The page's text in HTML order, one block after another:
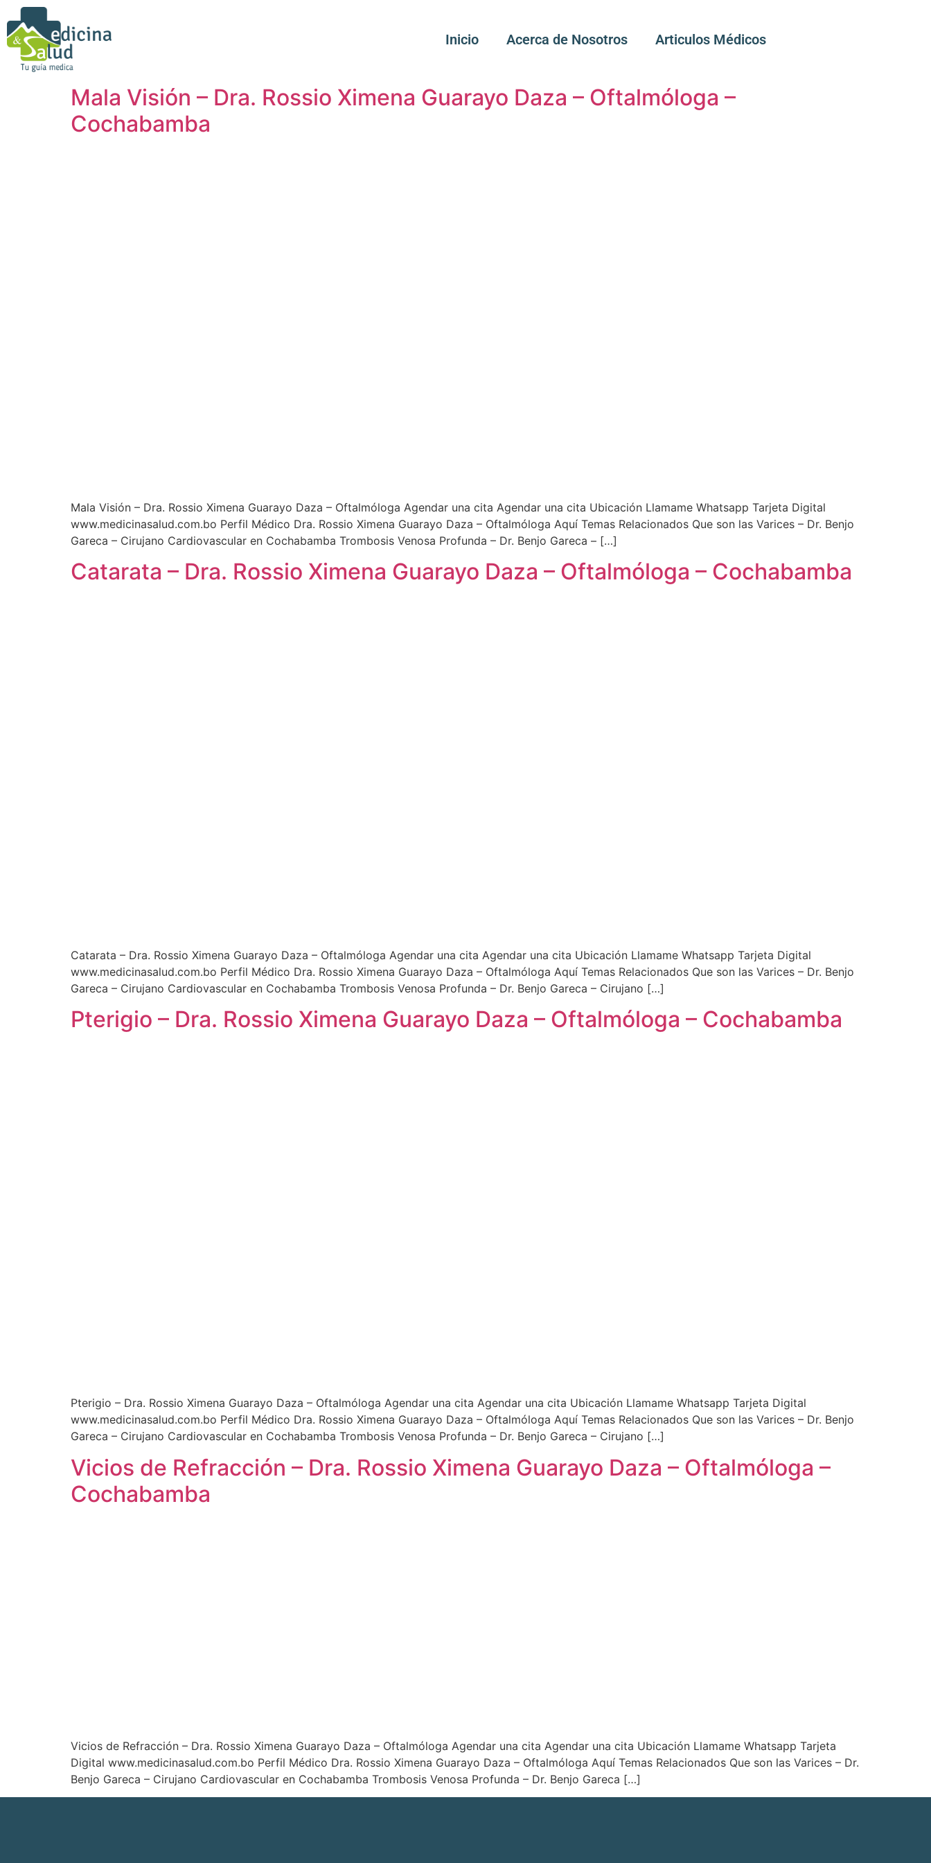
Inicio Acerca de Nosotros Articulos Médicos
Mala Visión – Dra. Rossio Ximena Guarayo Daza – Oftalmóloga –
Cochabamba
Mala Visión – Dra. Rossio Ximena Guarayo Daza – Oftalmóloga Agendar una cita Agendar una cita Ubicación Llamame Whatsapp Tarjeta Digital
www.medicinasalud.com.bo Perfil Médico Dra. Rossio Ximena Guarayo Daza – Oftalmóloga Aquí Temas Relacionados Que son las Varices – Dr. Benjo
Gareca – Cirujano Cardiovascular en Cochabamba Trombosis Venosa Profunda – Dr. Benjo Gareca – […]
Catarata – Dra. Rossio Ximena Guarayo Daza – Oftalmóloga – Cochabamba
Catarata – Dra. Rossio Ximena Guarayo Daza – Oftalmóloga Agendar una cita Agendar una cita Ubicación Llamame Whatsapp Tarjeta Digital
www.medicinasalud.com.bo Perfil Médico Dra. Rossio Ximena Guarayo Daza – Oftalmóloga Aquí Temas Relacionados Que son las Varices – Dr. Benjo
Gareca – Cirujano Cardiovascular en Cochabamba Trombosis Venosa Profunda – Dr. Benjo Gareca – Cirujano […]
Pterigio – Dra. Rossio Ximena Guarayo Daza – Oftalmóloga – Cochabamba
Pterigio – Dra. Rossio Ximena Guarayo Daza – Oftalmóloga Agendar una cita Agendar una cita Ubicación Llamame Whatsapp Tarjeta Digital
www.medicinasalud.com.bo Perfil Médico Dra. Rossio Ximena Guarayo Daza – Oftalmóloga Aquí Temas Relacionados Que son las Varices – Dr. Benjo
Gareca – Cirujano Cardiovascular en Cochabamba Trombosis Venosa Profunda – Dr. Benjo Gareca – Cirujano […]
Vicios de Refracción – Dra. Rossio Ximena Guarayo Daza – Oftalmóloga –
Cochabamba
Vicios de Refracción – Dra. Rossio Ximena Guarayo Daza – Oftalmóloga Agendar una cita Agendar una cita Ubicación Llamame Whatsapp Tarjeta
Digital www.medicinasalud.com.bo Perfil Médico Dra. Rossio Ximena Guarayo Daza – Oftalmóloga Aquí Temas Relacionados Que son las Varices – Dr.
Benjo Gareca – Cirujano Cardiovascular en Cochabamba Trombosis Venosa Profunda – Dr. Benjo Gareca […]